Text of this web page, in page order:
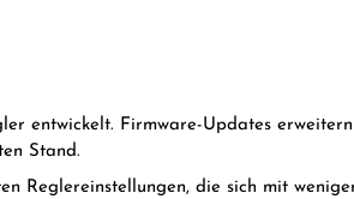
entwickelt. Firmware-Updates
Stand.
Reglereinstellungen, die sich mit